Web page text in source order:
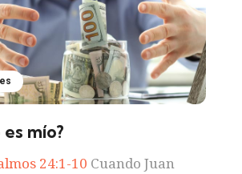
mío?
24:1-10 Cuando Juan